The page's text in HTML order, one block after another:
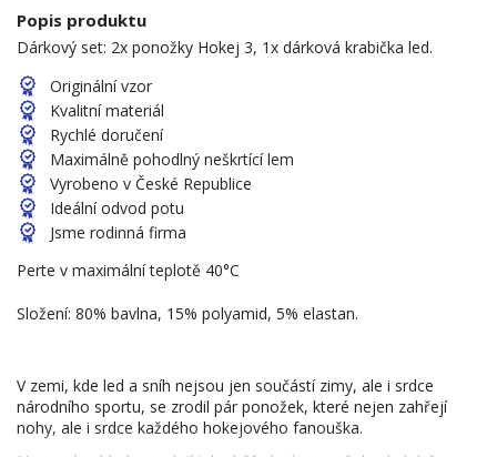
Popis produktu
Dárkový set: 2x ponožky Hokej 3, 1x dárková krabička led.
Originální vzor
Kvalitní materiál
Rychlé doručení
Maximálně pohodlný neškrtící lem
Vyrobeno v České Republice
Ideální odvod potu
Jsme rodinná firma
Perte v maximální teplotě 40°C
Složení: 80% bavlna, 15% polyamid, 5% elastan.
V zemi, kde led a sníh nejsou jen součástí zimy, ale i srdce
národního sportu, se zrodil pár ponožek, které nejen zahřejí
nohy, ale i srdce každého hokejového fanouška.